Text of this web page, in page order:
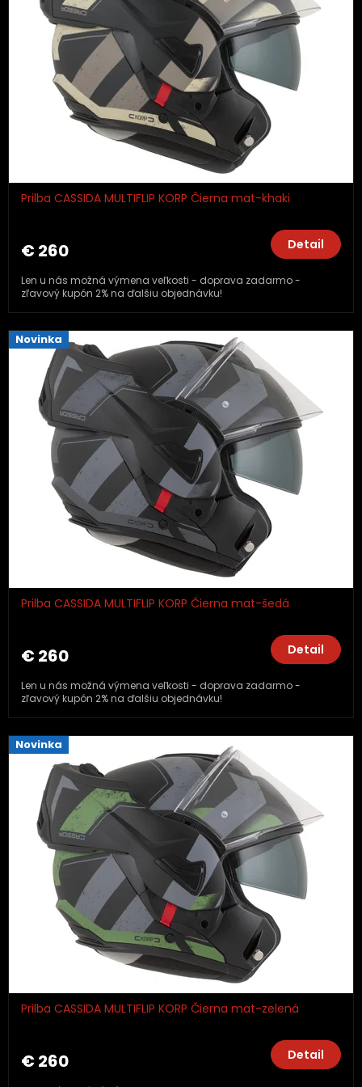
Prilba CASSIDA MULTIFLIP KORP Čierna mat-khaki
€ 260 Detail
Len u nás možná výmena veľkosti - doprava zadarmo -
zľavový kupón 2% na ďalšiu objednávku!
Novinka
Prilba CASSIDA MULTIFLIP KORP Čierna mat-šedá
€ 260 Detail
Len u nás možná výmena veľkosti - doprava zadarmo -
zľavový kupón 2% na ďalšiu objednávku!
Novinka
Prilba CASSIDA MULTIFLIP KORP Čierna mat-zelená
€ 260 Detail